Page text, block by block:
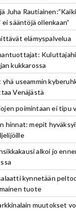
Juha
sääntöjä ollenkaan”
elämyspalvelua
kukkarossa
useammin
Venäjästä
poimintaan ei tipu
hinnat: mepit
alkoi jo
kynnetään
tuote
muutokset